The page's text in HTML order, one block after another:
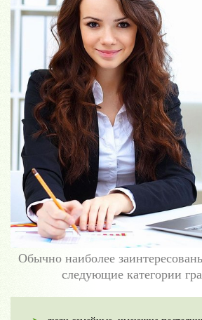
Обычно наиболее
следующие категории